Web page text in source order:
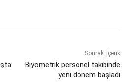
Sonraki İçerik
Biyometrik personel takibinde
yeni dönem başladı